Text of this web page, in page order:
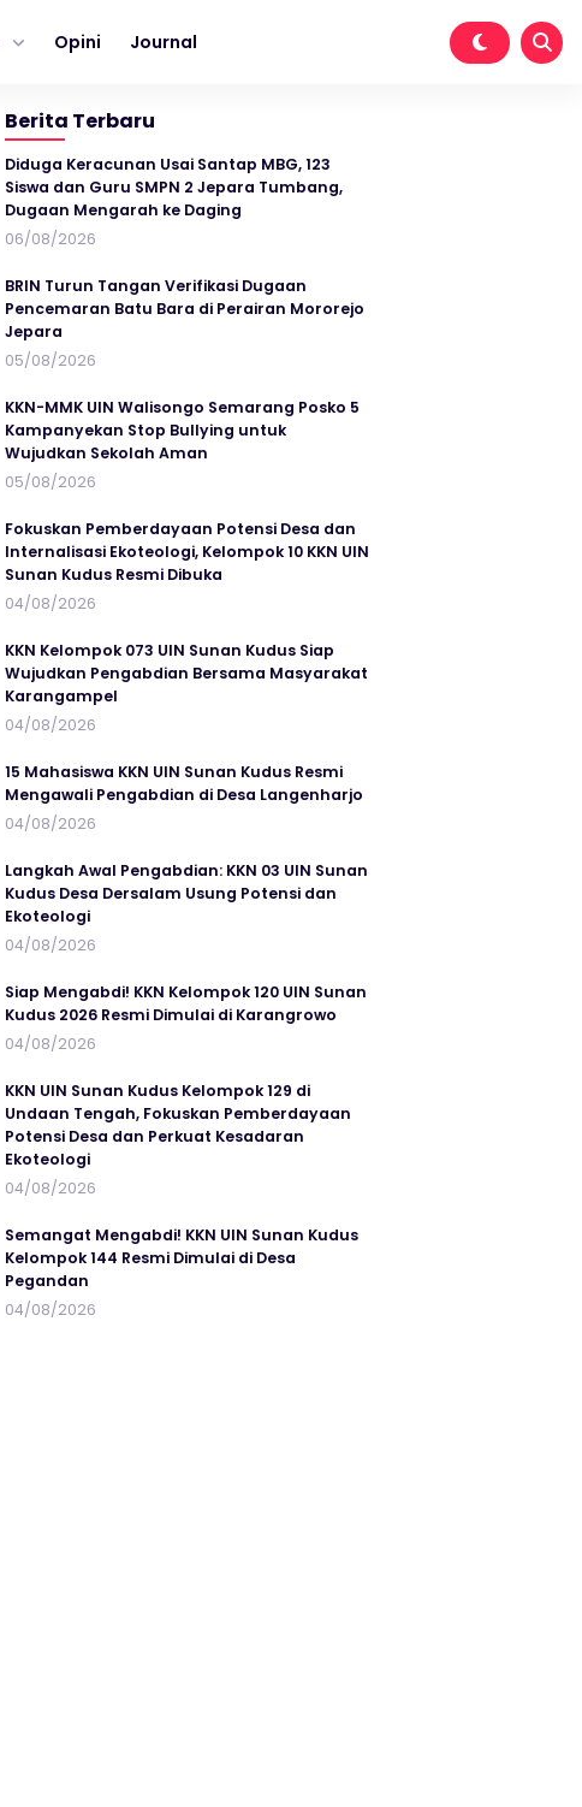
Opini Journal
Berita Terbaru
Diduga Keracunan Usai Santap MBG, 123
Siswa dan Guru SMPN 2 Jepara Tumbang,
Dugaan Mengarah ke Daging
06/08/2026
BRIN Turun Tangan Verifikasi Dugaan
Pencemaran Batu Bara di Perairan Mororejo
Jepara
05/08/2026
KKN-MMK UIN Walisongo Semarang Posko 5
Kampanyekan Stop Bullying untuk
Wujudkan Sekolah Aman
05/08/2026
Fokuskan Pemberdayaan Potensi Desa dan
Internalisasi Ekoteologi, Kelompok 10 KKN UIN
Sunan Kudus Resmi Dibuka
04/08/2026
KKN Kelompok 073 UIN Sunan Kudus Siap
Wujudkan Pengabdian Bersama Masyarakat
Karangampel
04/08/2026
15 Mahasiswa KKN UIN Sunan Kudus Resmi
Mengawali Pengabdian di Desa Langenharjo
04/08/2026
Langkah Awal Pengabdian: KKN 03 UIN Sunan
Kudus Desa Dersalam Usung Potensi dan
Ekoteologi
04/08/2026
Siap Mengabdi! KKN Kelompok 120 UIN Sunan
Kudus 2026 Resmi Dimulai di Karangrowo
04/08/2026
KKN UIN Sunan Kudus Kelompok 129 di
Undaan Tengah, Fokuskan Pemberdayaan
Potensi Desa dan Perkuat Kesadaran
Ekoteologi
04/08/2026
Semangat Mengabdi! KKN UIN Sunan Kudus
Kelompok 144 Resmi Dimulai di Desa
Pegandan
04/08/2026